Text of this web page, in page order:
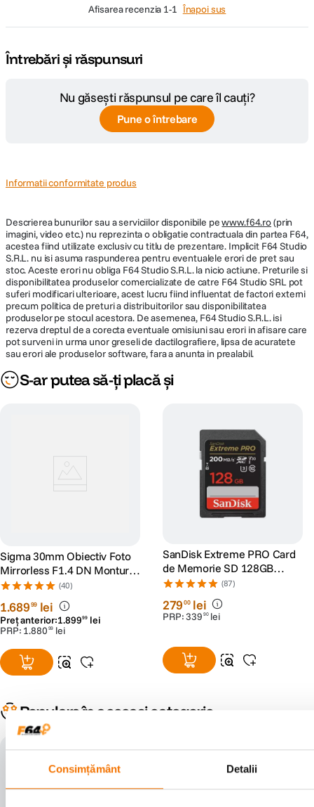
Consimțământ Detalii
afisarea recenzia 1-1 Înapoi sus
Întrebări și răspunsuri
Nu găsești răspunsul pe care îl cauți?
Pune o întrebare
Informatii conformitate produs
Descrierea bunurilor sau a serviciilor disponibile pewww.f64.ro(prin
imagini, video etc.) nu reprezinta o obligatie contractuala din partea F64,
acestea fiind utilizate exclusiv cu titlu de prezentare. Implicit F64 Studio
S.R.L. nu isi asuma raspunderea pentru eventualele erori de pret sau
stoc. Aceste erori nu obliga F64 Studio S.R.L. la nicio actiune. Preturile si
disponibilitatea produselor comercializate de catre F64 Studio SRL pot
suferi modificari ulterioare, acest lucru fiind influentat de factori externi
precum politica de preturi a distribuitorilor sau disponibilitatea
produselor pe stocul acestora. De asemenea, F64 Studio S.R.L. isi
rezerva dreptul de a corecta eventuale omisiuni sau erori in afisare care
pot surveni in urma unor greseli de dactilografiere, lipsa de acuratete
sau erori ale produselor software, fara a anunta in prealabil.
S-ar putea să-ți placă și
Sigma 30mm Obiectiv Foto
Mirrorless F1.4 DN Montura
Sony E
(40)
1.68999 lei
Preț anterior:1.89999 lei
PRP: 1.880 99 lei
SanDisk Extreme PRO Card
de Memorie SD 128GB
SDXC UHS-I Class 10 U3 V30
+ 2 Ani RescuePRO Deluxe
(87)
27900 lei
PRP:339 90 lei
Populare în aceeași categorie
filtru cadou